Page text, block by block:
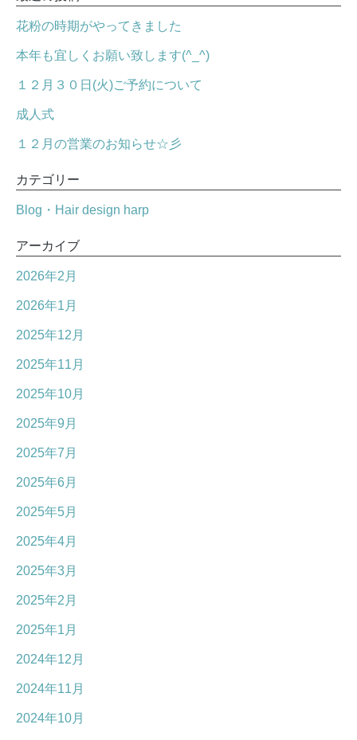
花粉の時期がやってきました
本年も宜しくお願い致します(^_^)
１２月３０日(火)ご予約について
成人式
１２月の営業のお知らせ☆彡
カテゴリー
Blog・Hair design harp
アーカイブ
2026年2月
2026年1月
2025年12月
2025年11月
2025年10月
2025年9月
2025年7月
2025年6月
2025年5月
2025年4月
2025年3月
2025年2月
2025年1月
2024年12月
2024年11月
2024年10月